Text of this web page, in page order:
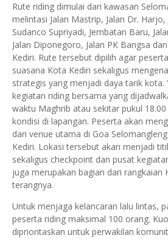
Rute riding dimulai dari kawasan
melintasi Jalan Mastrip, Jalan Dr. Harjo,
Sudanco Supriyadi, Jembatan Baru,
Jalan Diponegoro, Jalan PK Bangsa
Kediri. Rute tersebut dipilih agar
suasana Kota Kediri sekaligus
strategis yang menjadi daya tarik kota.
kegiatan riding bersama yang
waktu Maghrib atau sekitar pukul
kondisi di lapangan. Peserta akan
dari venue utama di Goa
Kediri. Lokasi tersebut akan menjadi
sekaligus checkpoint dan pusat
juga merupakan bagian dari rangkaian
terangnya.
Untuk menjaga kelancaran lalu lintas,
peserta riding maksimal 100 orang.
diprioritaskan untuk perwakilan